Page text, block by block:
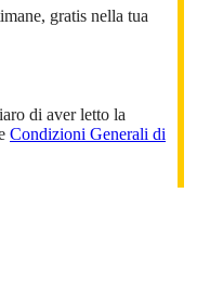
gratis nella tua
di aver letto la
Condizioni Generali di